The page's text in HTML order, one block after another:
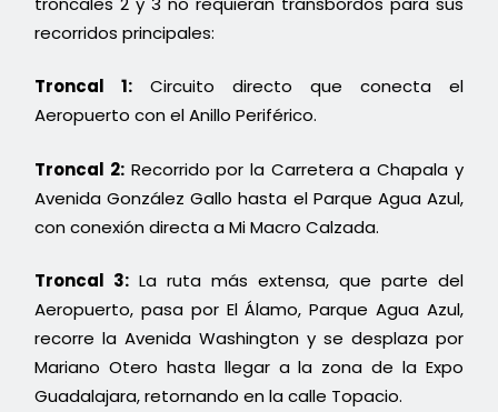
recorridos principales:
Troncal 1: Circuito directo que conecta el
Aeropuerto con el Anillo Periférico.
Troncal 2: Recorrido por la Carretera a Chapala y
Avenida González Gallo hasta el Parque Agua Azul,
con conexión directa a Mi Macro Calzada.
Troncal 3: La ruta más extensa, que parte del
Aeropuerto, pasa por El Álamo, Parque Agua Azul,
recorre la Avenida Washington y se desplaza por
Mariano Otero hasta llegar a la zona de la Expo
Guadalajara, retornando en la calle Topacio.